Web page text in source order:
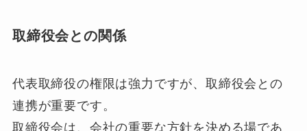
取締役会との関係
代表取締役の権限は強力ですが、取締役会との
連携が重要です。
取締役会は、会社の重要な方針を決める場であ